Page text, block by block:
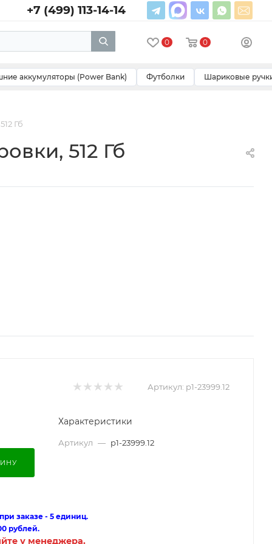
+7 (499) 113-14-14
0 0
аккумуляторы (Power Bank) Футболки Шариковые
Гб
512 Гб
Артикул: p1-23999.12
Характеристики
Артикул — p1-23999.12
заказе - 5 единиц.
рублей.
у менеджера.